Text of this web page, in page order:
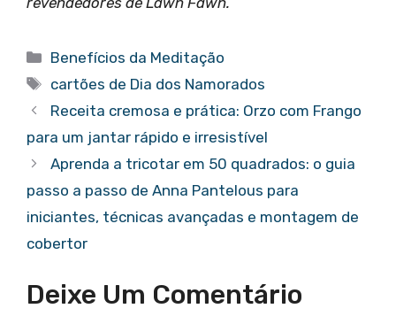
Categorias
Benefícios da Meditação
Tags
cartões de Dia dos Namorados
Receita cremosa e prática: Orzo com Frango
para um jantar rápido e irresistível
Aprenda a tricotar em 50 quadrados: o guia
passo a passo de Anna Pantelous para
iniciantes, técnicas avançadas e montagem de
cobertor
Deixe Um Comentário